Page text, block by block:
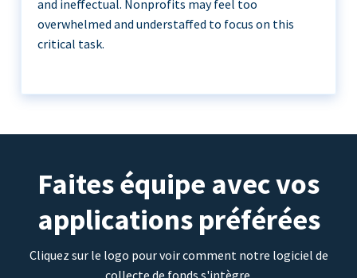
and ineffectual. Nonprofits may feel too
overwhelmed and understaffed to focus on this
critical task.
Faites équipe avec vos
applications préférées
Cliquez sur le logo pour voir comment notre logiciel de
collecte de fonds s'intègre.